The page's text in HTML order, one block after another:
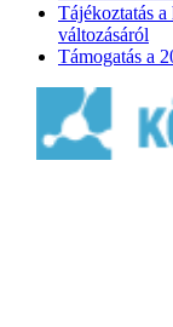
Tájékoztatás
változásáról
Támogatás a